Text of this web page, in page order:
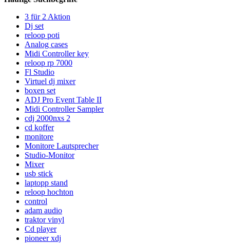
3 für 2 Aktion
Dj set
reloop poti
Analog cases
Midi Controller key
reloop rp 7000
Fl Studio
Virtuel dj mixer
boxen set
ADJ Pro Event Table II
Midi Controller Sampler
cdj 2000nxs 2
cd koffer
monitore
Monitore Lautsprecher
Studio-Monitor
Mixer
usb stick
laptopp stand
reloop hochton
control
adam audio
traktor vinyl
Cd player
pioneer xdj